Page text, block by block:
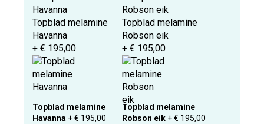
Topblad melamine
Havanna
+ € 195,00
Topblad melamine
Havanna + € 195,00
Topblad melamine
Robson eik
+ € 195,00
Topblad melamine
Robson eik + € 195,00